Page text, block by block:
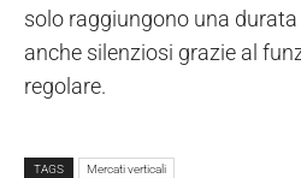
solo raggiungono una
anche silenziosi grazie al
regolare.
TAGS Mercati verticali